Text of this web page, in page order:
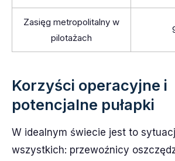
Zasięg metropolitalny w
pilotażach
Korzyści operacyjne i
potencjalne pułapki
W idealnym świecie jest to
wszystkich: przewoźnicy